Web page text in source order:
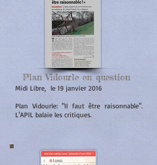
Plan Vidourle en question
Midi Libre, le 19 janvier 2016
Plan Vidourle: "Il faut être raisonnable".
L'APIL balaie les critiques.